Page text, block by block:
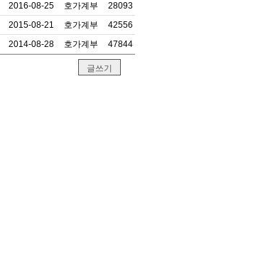
2016-08-25 호가계부
28093
2015-08-21 호가계부
42556
2014-08-28 호가계부 47844